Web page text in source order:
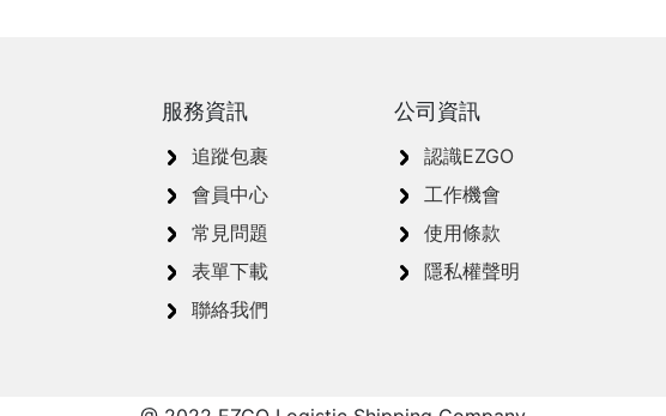
服務資訊
追蹤包裹
會員中心
常見問題
表單下載
聯絡我們
公司資訊
認識EZGO
工作機會
使用條款
隱私權聲明